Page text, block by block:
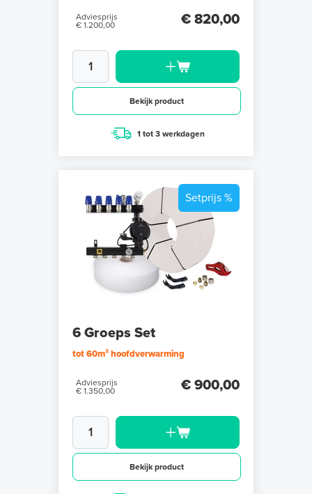
Adviesprijs
€ 1.200,00
€ 820,00
Bekijk product
1 tot 3 werkdagen
Setprijs %
6 Groeps Set
tot 60m² hoofdverwarming
Adviesprijs
€ 1.350,00
€ 900,00
Bekijk product